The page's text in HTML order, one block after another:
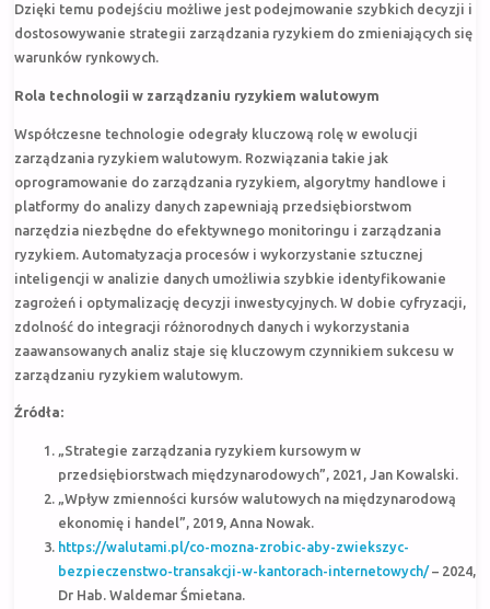
Dzięki temu podejściu możliwe jest podejmowanie szybkich decyzji i
dostosowywanie strategii zarządzania ryzykiem do zmieniających się
warunków rynkowych.
Rola technologii w zarządzaniu ryzykiem walutowym
Współczesne technologie odegrały kluczową rolę w ewolucji
zarządzania ryzykiem walutowym. Rozwiązania takie jak
oprogramowanie do zarządzania ryzykiem, algorytmy handlowe i
platformy do analizy danych zapewniają przedsiębiorstwom
narzędzia niezbędne do efektywnego monitoringu i zarządzania
ryzykiem. Automatyzacja procesów i wykorzystanie sztucznej
inteligencji w analizie danych umożliwia szybkie identyfikowanie
zagrożeń i optymalizację decyzji inwestycyjnych. W dobie cyfryzacji,
zdolność do integracji różnorodnych danych i wykorzystania
zaawansowanych analiz staje się kluczowym czynnikiem sukcesu w
zarządzaniu ryzykiem walutowym.
Źródła:
„Strategie zarządzania ryzykiem kursowym w
przedsiębiorstwach międzynarodowych”, 2021, Jan Kowalski.
„Wpływ zmienności kursów walutowych na międzynarodową
ekonomię i handel”, 2019, Anna Nowak.
https://walutami.pl/co-mozna-zrobic-aby-zwiekszyc-
bezpieczenstwo-transakcji-w-kantorach-internetowych/– 2024,
Dr Hab. Waldemar Śmietana.